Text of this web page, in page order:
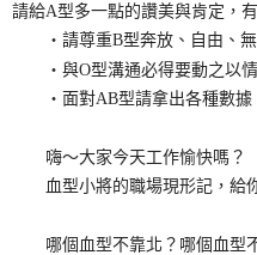
請給A型多一點的讚美與肯定，
‧請尊重B型奔放、自由、無
‧與O型溝通必得要動之以情
‧面對AB型請拿出各種數據
嗨～大家今天工作愉快嗎？
血型小將的職場現形記，給你
哪個血型不靠北？哪個血型